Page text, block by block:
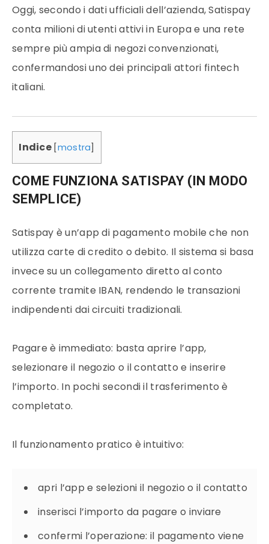
Oggi, secondo i dati ufficiali dell’azienda, Satispay
conta milioni di utenti attivi in Europa e una rete
sempre più ampia di negozi convenzionati,
confermandosi uno dei principali attori fintech
italiani.
Indice [mostra]
COME FUNZIONA SATISPAY (IN MODO
SEMPLICE)
Satispay è un’app di pagamento mobile che non
utilizza carte di credito o debito. Il sistema si basa
invece su un collegamento diretto al conto
corrente tramite IBAN, rendendo le transazioni
indipendenti dai circuiti tradizionali.
Pagare è immediato: basta aprire l’app,
selezionare il negozio o il contatto e inserire
l’importo. In pochi secondi il trasferimento è
completato.
Il funzionamento pratico è intuitivo:
apri l’app e selezioni il negozio o il contatto
inserisci l’importo da pagare o inviare
confermi l’operazione: il pagamento viene